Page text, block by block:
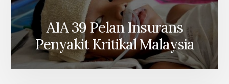
AIA 39 Pelan Insurans
Penyakit Kritikal Malaysia